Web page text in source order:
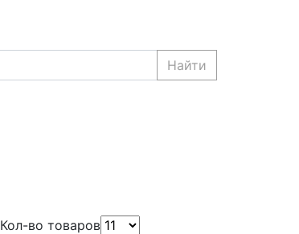
Найти
Кол-во товаров